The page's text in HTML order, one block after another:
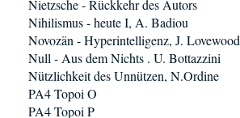
Nietzsche - Rückkehr des Autors
Nihilismus - heute I, A. Badiou
Novozän - Hyperintelligenz, J. Lovewood
Null - Aus dem Nichts . U. Bottazzini
Nützlichkeit des Unnützen, N.Ordine
PA4 Topoi O
PA4 Topoi P